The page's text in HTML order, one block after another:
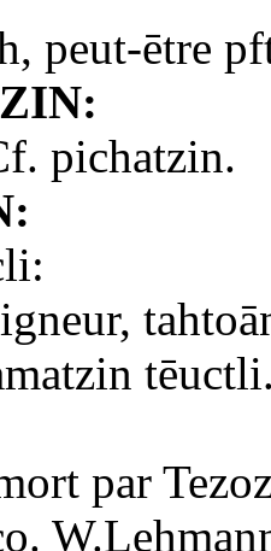
peut-ētre
pichatzin.
par